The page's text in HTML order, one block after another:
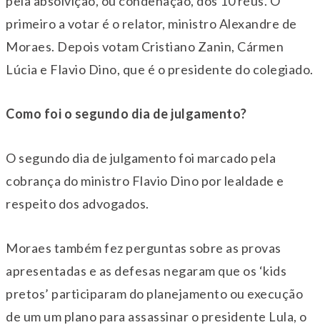
primeiro a votar é o relator, ministro Alexandre de
Moraes. Depois votam Cristiano Zanin, Cármen
Lúcia e Flavio Dino, que é o presidente do colegiado.
Como foi o segundo dia de julgamento?
O segundo dia de julgamento foi marcado pela
cobrança do ministro Flavio Dino por lealdade e
respeito dos advogados.
Moraes também fez perguntas sobre as provas
apresentadas e as defesas negaram que os ‘kids
pretos’ participaram do planejamento ou execução
de um um plano para assassinar o presidente Lula, o